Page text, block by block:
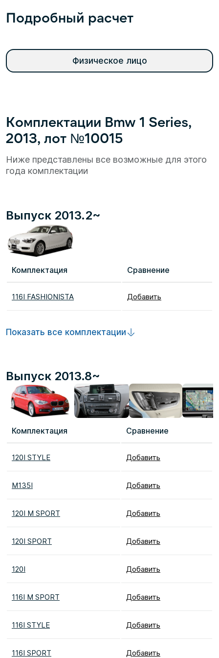
Подробный расчет
Физическое лицо
Комплектации Bmw 1 Series,
2013, лот №10015
Ниже представлены все возможные для этого
года комплектации
Выпуск 2013.2~
Комплектация Сравнение
116I FASHIONISTA Добавить
Показать все комплектации
Выпуск 2013.8~
Комплектация Сравнение
120I STYLE Добавить
M135I Добавить
120I M SPORT Добавить
120I SPORT Добавить
120I Добавить
116I M SPORT Добавить
116I STYLE Добавить
116I SPORT Добавить